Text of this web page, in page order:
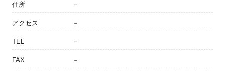
住所 －
アクセス －
TEL －
FAX －